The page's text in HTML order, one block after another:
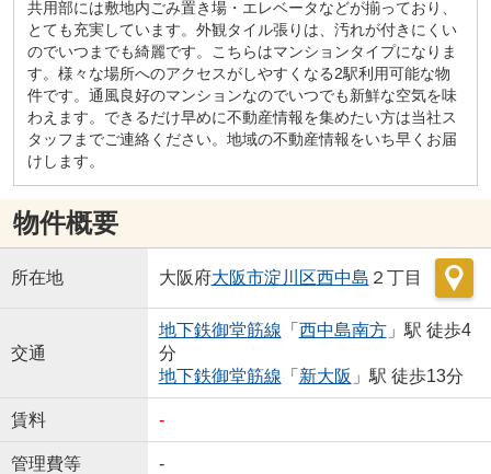
共用部には敷地内ごみ置き場・エレベータなどが揃っており、
とても充実しています。外観タイル張りは、汚れが付きにくい
のでいつまでも綺麗です。こちらはマンションタイプになりま
す。様々な場所へのアクセスがしやすくなる2駅利用可能な物
件です。通風良好のマンションなのでいつでも新鮮な空気を味
わえます。できるだけ早めに不動産情報を集めたい方は当社ス
タッフまでご連絡ください。地域の不動産情報をいち早くお届
けします。
物件概要
所在地 大阪府大阪市淀川区西中島 ２丁目
交通
地下鉄御堂筋線 「 西中島南方」駅 徒歩4
分
地下鉄御堂筋線 「 新大阪 」駅 徒歩13分
賃料 -
管理費等 -